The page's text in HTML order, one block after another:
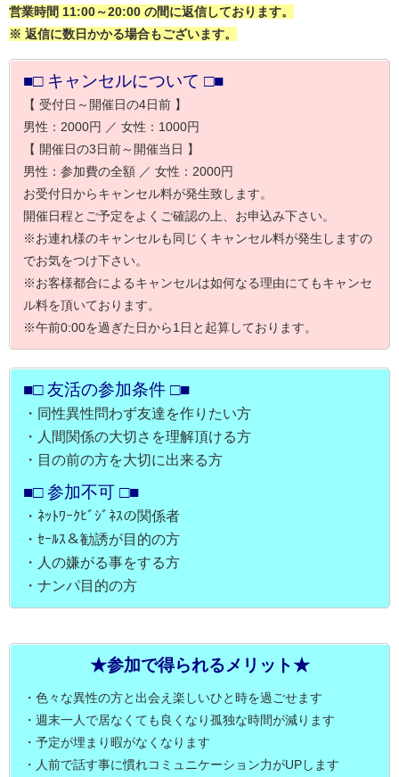
営業時間 11:00～20:00 の間に返信しております。
※ 返信に数日かかる場合もございます。
■□ キャンセルについて □■
【 受付日～開催日の4日前 】
男性：2000円 ／ 女性：1000円
【 開催日の3日前～開催当日 】
男性：参加費の全額 ／ 女性：2000円
お受付日からキャンセル料が発生致します。
開催日程とご予定をよくご確認の上、お申込み下さい。
※お連れ様のキャンセルも同じくキャンセル料が発生しますの
でお気をつけ下さい。
※お客様都合によるキャンセルは如何なる理由にてもキャンセ
ル料を頂いております。
※午前0:00を過ぎた日から1日と起算しております。
■□ 友活の参加条件 □■
・同性異性問わず友達を作りたい方
・人間関係の大切さを理解頂ける方
・目の前の方を大切に出来る方
■□ 参加不可 □■
・ﾈｯﾄﾜｰｸﾋﾞｼﾞﾈｽの関係者
・ｾｰﾙｽ＆勧誘が目的の方
・人の嫌がる事をする方
・ナンパ目的の方
★参加で得られるメリット★
・色々な異性の方と出会え楽しいひと時を過ごせます
・週末一人で居なくても良くなり孤独な時間が減ります
・予定が埋まり暇がなくなります
・人前で話す事に慣れコミュニケーション力がUPします